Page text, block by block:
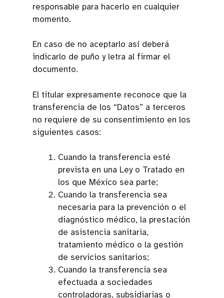
responsable para hacerlo en cualquier
momento.
En caso de no aceptarlo así deberá
indicarlo de puño y letra al firmar el
documento.
El titular expresamente reconoce que la
transferencia de los “Datos” a terceros
no requiere de su consentimiento en los
siguientes casos:
Cuando la transferencia esté
prevista en una Ley o Tratado en
los que México sea parte;
Cuando la transferencia sea
necesaria para la prevención o el
diagnóstico médico, la prestación
de asistencia sanitaria,
tratamiento médico o la gestión
de servicios sanitarios;
Cuando la transferencia sea
efectuada a sociedades
controladoras, subsidiarias o